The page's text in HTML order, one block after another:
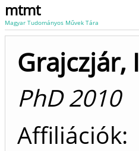
mtmt
Magyar Tudományos Művek Tára
Grajczjár,
PhD 2010
Affiliációk